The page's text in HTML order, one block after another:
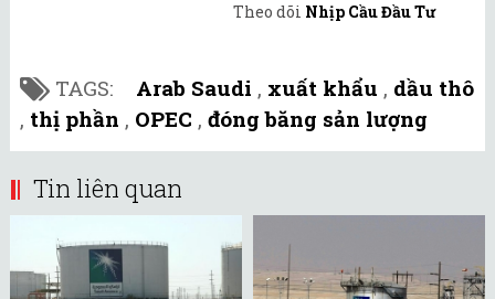
Theo dõi Nhịp Cầu Đầu Tư
TAGS: Arab Saudi , xuất khẩu , dầu thô
, thị phần , OPEC , đóng băng sản lượng
Tin liên quan